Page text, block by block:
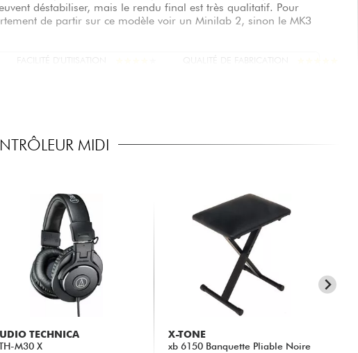
déstabiliser, mais le rendu final est très qualitatif. Pour
de partir sur ce modèle voir un Minilab 2, sinon le MK3
FACILITÉ D'UTIISATION ★★★★★
★★★★★ QUALITÉ DE FABRICATION ★★★
★★★
MIDI
TECHNICA
M30 X
X-TONE
xb 6150 Banquette Pliable Noire